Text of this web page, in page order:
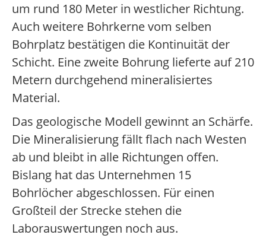
um rund 180 Meter in westlicher Richtung.
Auch weitere Bohrkerne vom selben
Bohrplatz bestätigen die Kontinuität der
Schicht. Eine zweite Bohrung lieferte auf 210
Metern durchgehend mineralisiertes
Material.
Das geologische Modell gewinnt an Schärfe.
Die Mineralisierung fällt flach nach Westen
ab und bleibt in alle Richtungen offen.
Bislang hat das Unternehmen 15
Bohrlöcher abgeschlossen. Für einen
Großteil der Strecke stehen die
Laborauswertungen noch aus.